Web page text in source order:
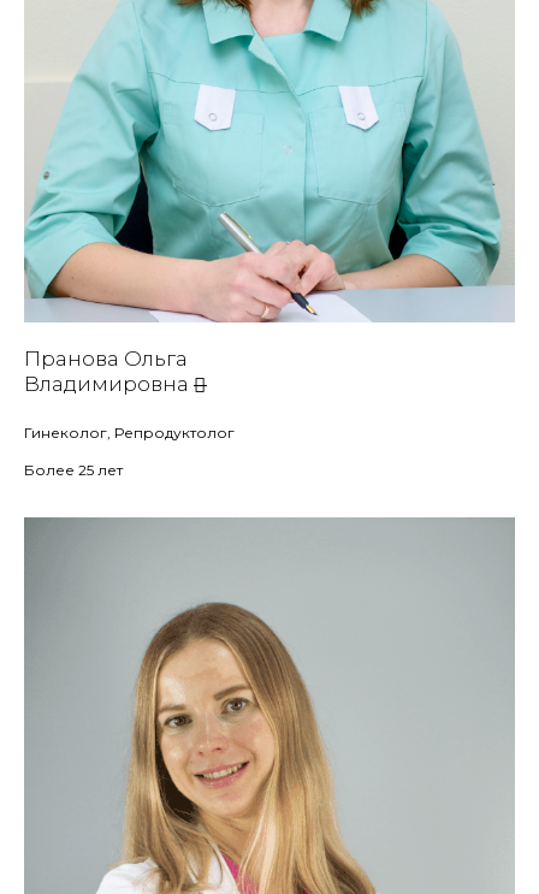
Пранова Ольга
Владимировна
Гинеколог, Репродуктолог
Более 25 лет